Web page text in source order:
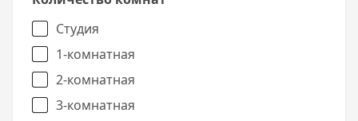
Студия
1-комнатная
2-комнатная
3-комнатная